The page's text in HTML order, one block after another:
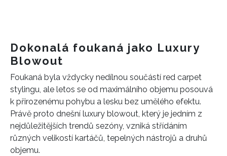
Dokonalá foukaná jako Luxury
Blowout
Foukaná byla vždycky nedílnou součástí red carpet
stylingu, ale letos se od maximálního objemu posouvá
k přirozenému pohybu a lesku bez umělého efektu.
Právě proto dnešní luxury blowout, který je jedním z
nejdůležitějších trendů sezóny, vzniká střídáním
různých velikostí kartáčů, tepelných nástrojů a druhů
objemu.